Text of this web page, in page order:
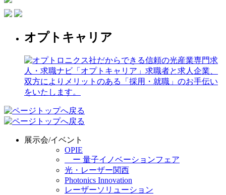
オプトキャリア
展示会/イベント
OPIE
ー 量子イノベーションフェア
光・レーザー関西
Photonics Innovation
レーザーソリューション